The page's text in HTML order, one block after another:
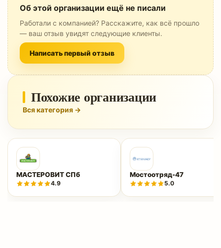
Об этой организации ещё не писали
Работали с компанией? Расскажите, как всё прошло
— ваш отзыв увидят следующие клиенты.
Написать первый отзыв
Похожие организации
Вся категория →
МАСТЕРОВИТ СПб
4.9
Мостоотряд-47
5.0